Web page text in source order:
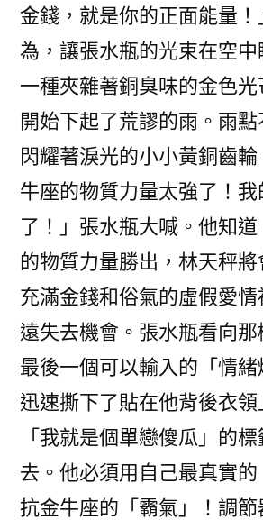
金錢，就是你的正面能量
為，讓張水瓶的光束在空
一種夾雜著銅臭味的金色
開始下起了荒謬的雨。雨
閃耀著淚光的小小黃銅齒
牛座的物質力量太強了！
了！」張水瓶大喊。他知
的物質力量勝出，林天秤
充滿金錢和俗氣的虛假愛
遠失去機會。張水瓶看向
最後一個可以輸入的「情
迅速撕下了貼在他背後衣
「我就是個單戀傻瓜」的
去。他必須用自己最真實
抗金牛座的「霸氣」！調